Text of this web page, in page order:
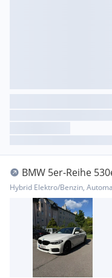
BMW 5er-Reihe
Hybrid Elektro/Benzin,